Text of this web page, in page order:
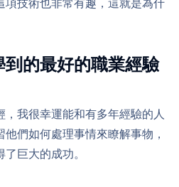
項技術也非常有趣，這就是為什
的最好的職業經驗
我很幸運能和有多年經驗的人
們如何處理事情來瞭解事物，
巨大的成功。